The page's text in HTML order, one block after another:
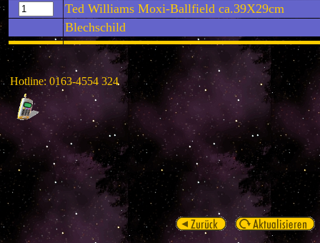
Ted Williams Moxi-Ballfield ca.39X29cm
Blechschild
Hotline: 0163-4554 324